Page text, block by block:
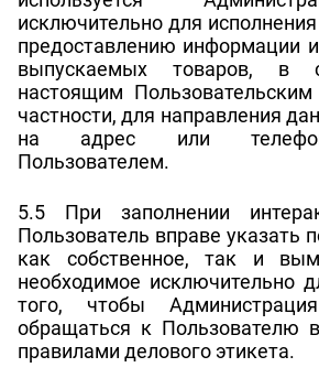
исключительно для
предоставлению информации
выпускаемых товаров, в
настоящим
частности, для направления
на адрес или
Пользователем.
5.5 При заполнении
Пользователь вправе указать
как собственное, так и
необходимое исключительно
того, чтобы
обращаться к Пользователю
правилами делового этикета.